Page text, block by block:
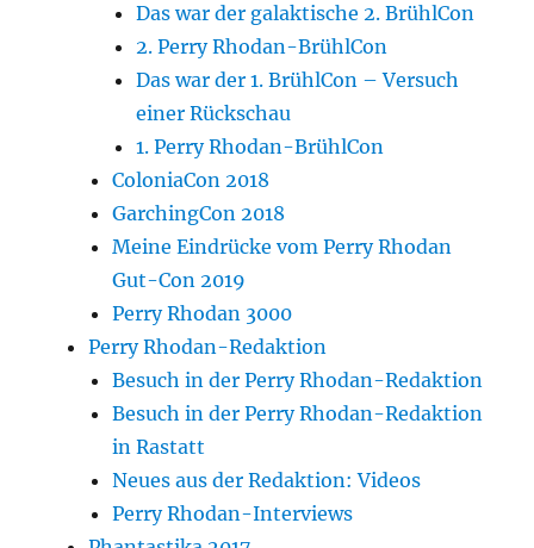
Das war der galaktische 2. BrühlCon
2. Perry Rhodan-BrühlCon
Das war der 1. BrühlCon – Versuch
einer Rückschau
1. Perry Rhodan-BrühlCon
ColoniaCon 2018
GarchingCon 2018
Meine Eindrücke vom Perry Rhodan
Gut-Con 2019
Perry Rhodan 3000
Perry Rhodan-Redaktion
Besuch in der Perry Rhodan-Redaktion
Besuch in der Perry Rhodan-Redaktion
in Rastatt
Neues aus der Redaktion: Videos
Perry Rhodan-Interviews